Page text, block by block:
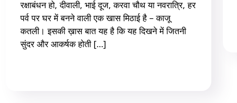
रक्षाबंधन हो, दीवाली, भाई दूज, करवा चौथ या नवरात्रि, हर
पर्व पर घर में बनने वाली एक खास मिठाई है – काजू
कतली। इसकी ख़ास बात यह है कि यह दिखने में जितनी
सुंदर और आकर्षक होती […]